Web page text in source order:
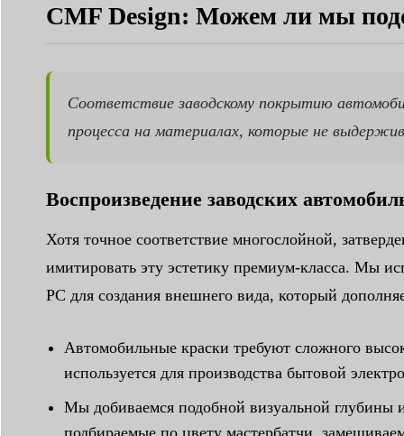
CMF Design: Можем ли мы
Соответствие заводскому покрытию
процесса на материалах, которые не
Воспроизведение заводских
Хотя точное соответствие многослойной,
имитировать эту эстетику премиум-класса. Мы
PC для создания внешнего вида, который
Автомобильные краски требуют сложного
используется для производства бытовой
Мы добиваемся подобной визуальной глубины